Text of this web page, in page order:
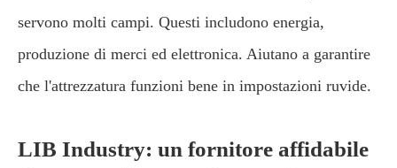
servono molti campi. Questi includono energia,
produzione di merci ed elettronica. Aiutano a garantire
che l'attrezzatura funzioni bene in impostazioni ruvide.
LIB Industry: un fornitore affidabile